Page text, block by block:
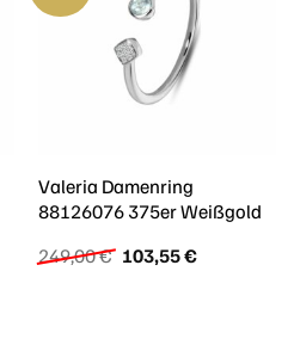
Valeria Damenring
88126076 375er Weißgold
249,00€ Ursprünglicher
Preis
103,55€Aktueller